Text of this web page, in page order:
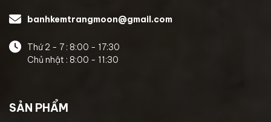
banhkemtrangmoon@gmail.com
Thứ 2 - 7 : 8:00 - 17:30
Chủ nhật : 8:00 - 11:30
SẢN PHẨM